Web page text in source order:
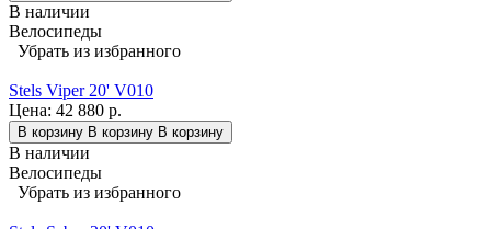
В наличии
Велосипеды
Убрать из избранного
Stels Viper 20' V010
Цена: 42 880 р.
В корзину В корзину В корзину
В наличии
Велосипеды
Убрать из избранного